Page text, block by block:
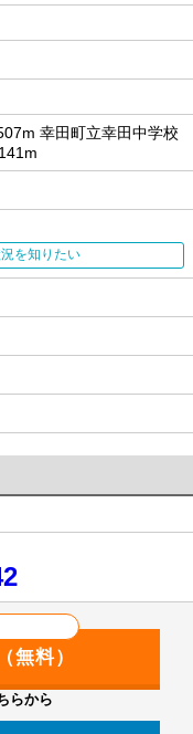
幸田町立幸田中学校
を知りたい
らから